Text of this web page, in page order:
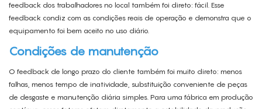
feedback dos trabalhadores no local também foi direto: fácil. Esse
feedback condiz com as condições reais de operação e demonstra que o
equipamento foi bem aceito no uso diário.
Condições de manutenção
O feedback de longo prazo do cliente também foi muito direto: menos
falhas, menos tempo de inatividade, substituição conveniente de peças
de desgaste e manutenção diária simples. Para uma fábrica em produção